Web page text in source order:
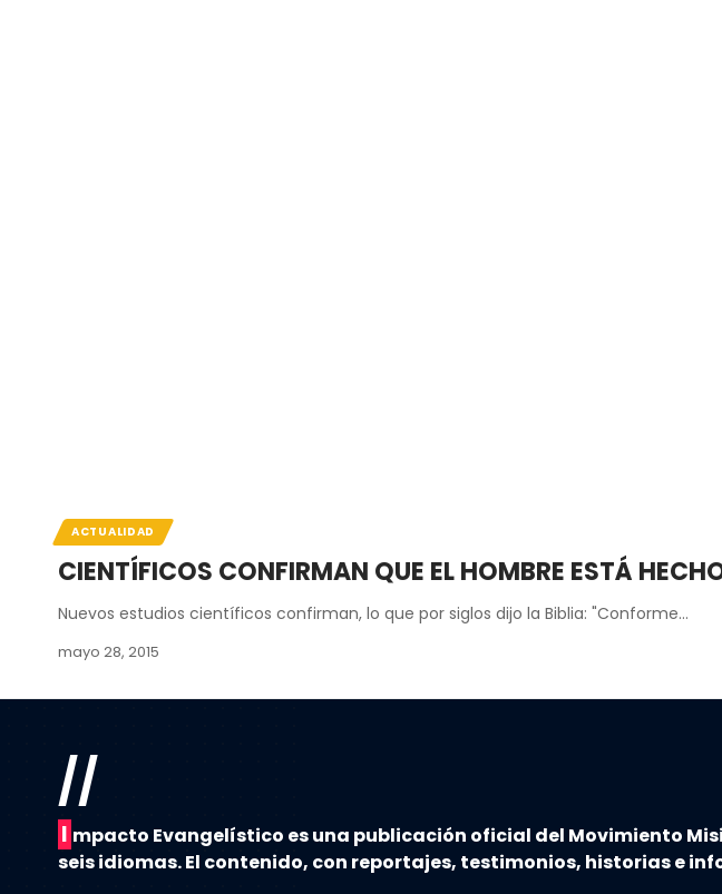
ACTUALIDAD
CIENTÍFICOS CONFIRMAN QUE EL HOMBRE ESTÁ
Nuevos estudios científicos confirman, lo que por siglos dijo la Biblia: "Conforme…
mayo 28, 2015
//
I mpacto Evangelístico es una publicación oficial del Movimiento
seis idiomas. El contenido, con reportajes, testimonios, historias e